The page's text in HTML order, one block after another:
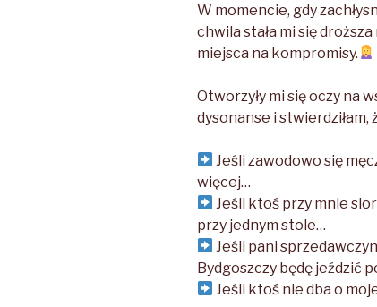
W momencie, gdy
chwila stała mi się
miejsca na kompromisy.
Otworzyły mi się oczy na
dysonanse i stwierdziłam,
Jeśli zawodowo się
więcej…
Jeśli ktoś przy mnie
przy jednym stole…
Jeśli pani
Bydgoszczy będę jeździć
Jeśli ktoś nie dba o